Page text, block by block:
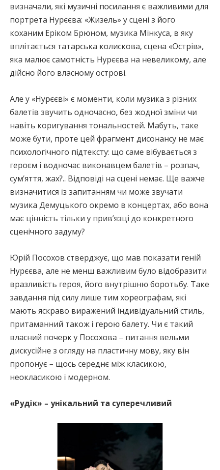
визначали, які музичні посилання є важливими для
портрета Нурєєва: «Жизель» у сцені з його
коханим Еріком Брюном, музика Мінкуса, в яку
вплітається татарська колискова, сцена «Острів»,
яка малює самотність Нурєєва на невеликому, але
дійсно його власному острові.
Але у «Нурєєві» є моменти, коли музика з різних
балетів звучить одночасно, без жодної зміни чи
навіть коригування тональностей. Мабуть, таке
може бути, проте цей фрагмент дисонансу не має
психологічного підтексту: що саме вібувається з
героєм і водночас виконавцем балетів – розпач,
сум’яття, жах?.. Відповіді на сцені немає. Ще важче
визначитися із запитанням чи може звучати
музика Демуцького окремо в концертах, або вона
має цінність тільки у прив’язці до конкретного
сценічного задуму?
Юрій Посохов стверджує, що мав показати геній
Нурєєва, але не менш важливим було відобразити
вразливість героя, його внутрішню боротьбу. Таке
завдання під силу лише тим хореографам, які
мають яскраво виражений індивідуальний стиль,
притаманний також і герою балету. Чи є такий
власний почерк у Посохова – питання вельми
дискусійне з огляду на пластичну мову, яку він
пропонує – щось середнє між класикою,
неокласикою і модерном.
«Рудік» – унікальний та суперечливий